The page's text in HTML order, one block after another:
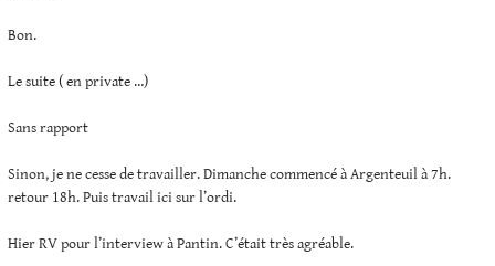
Bon.
Le suite ( en private …)
Sans rapport
Sinon, je ne cesse de travailler. Dimanche commencé à Argenteuil à 7h.
retour 18h. Puis travail ici sur l’ordi.
Hier RV pour l’interview à Pantin. C’était très agréable.